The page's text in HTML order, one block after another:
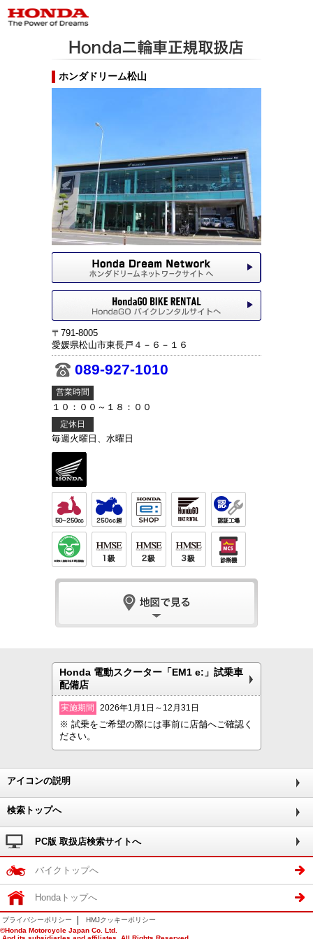
ホンダドリーム松山
〒791-8005
愛媛県松山市東長戸４－６－１６
089-927-1010
営業時間
１０：００～１８：００
定休日
毎週火曜日、水曜日
Honda 電動スクーター「EM1 e:」試乗車
配備店
実施期間 2026年1月1日～12月31日
※ 試乗をご希望の際には事前に店舗へご確認く
ださい。
アイコンの説明
検索トップへ
PC版 取扱店検索サイトへ
バイクトップへ
Hondaトップへ
プライバシーポリシー
HMJクッキーポリシー
©Honda Motorcycle Japan Co. Ltd.